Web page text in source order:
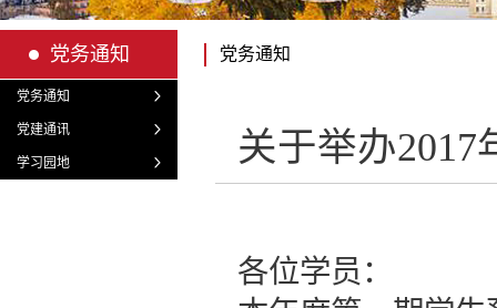
党务通知
党务通知
党建通讯
学习园地
党务通知
关于举办
各位学员：